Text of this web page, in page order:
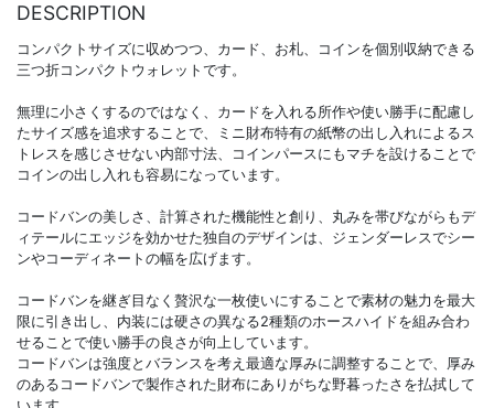
DESCRIPTION
コンパクトサイズに収めつつ、カード、お札、コインを個別収納できる
三つ折コンパクトウォレットです。
無理に小さくするのではなく、カードを入れる所作や使い勝手に配慮し
たサイズ感を追求することで、ミニ財布特有の紙幣の出し入れによるス
トレスを感じさせない内部寸法、コインパースにもマチを設けることで
コインの出し入れも容易になっています。
コードバンの美しさ、計算された機能性と創り、丸みを帯びながらもデ
ィテールにエッジを効かせた独自のデザインは、ジェンダーレスでシー
ンやコーディネートの幅を広げます。
コードバンを継ぎ目なく贅沢な一枚使いにすることで素材の魅力を最大
限に引き出し、内装には硬さの異なる2種類のホースハイドを組み合わ
せることで使い勝手の良さが向上しています。
コードバンは強度とバランスを考え最適な厚みに調整することで、厚み
のあるコードバンで製作された財布にありがちな野暮ったさを払拭して